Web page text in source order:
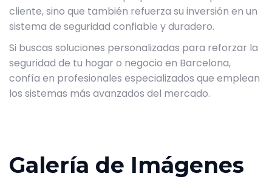
cliente, sino que también refuerza su inversión en un
sistema de seguridad confiable y duradero.
Si buscas soluciones personalizadas para reforzar la
seguridad de tu hogar o negocio en Barcelona,
confía en profesionales especializados que emplean
los sistemas más avanzados del mercado.
Galería de Imágenes